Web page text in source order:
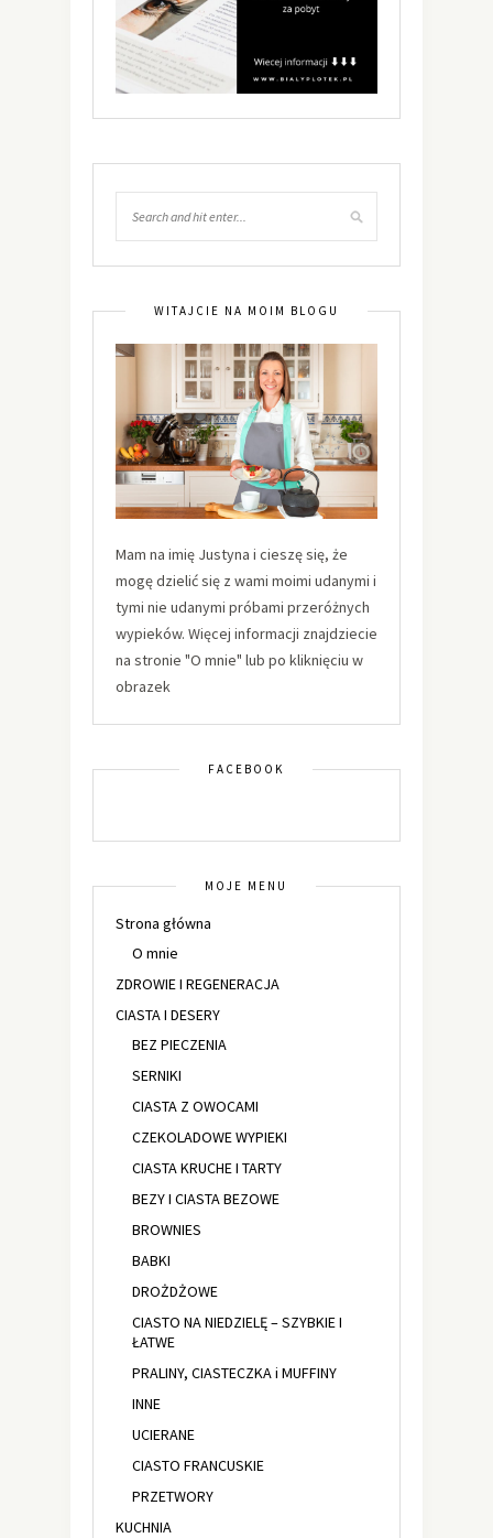
WITAJCIE NA MOIM BLOGU
Mam na imię Justyna i cieszę się, że
mogę dzielić się z wami moimi udanymi i
tymi nie udanymi próbami przeróżnych
wypieków. Więcej informacji znajdziecie
na stronie "O mnie" lub po kliknięciu w
obrazek
FACEBOOK
MOJE MENU
Strona główna
O mnie
ZDROWIE I REGENERACJA
CIASTA I DESERY
BEZ PIECZENIA
SERNIKI
CIASTA Z OWOCAMI
CZEKOLADOWE WYPIEKI
CIASTA KRUCHE I TARTY
BEZY I CIASTA BEZOWE
BROWNIES
BABKI
DROŻDŻOWE
CIASTO NA NIEDZIELĘ – SZYBKIE I
ŁATWE
PRALINY, CIASTECZKA i MUFFINY
INNE
UCIERANE
CIASTO FRANCUSKIE
PRZETWORY
KUCHNIA